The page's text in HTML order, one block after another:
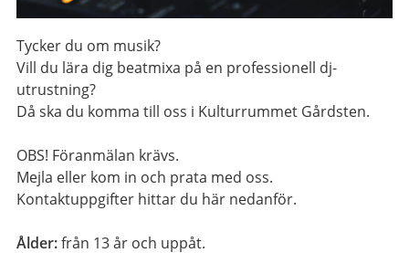
Tycker du om musik?
Vill du lära dig beatmixa på en professionell dj-
utrustning?
Då ska du komma till oss i Kulturrummet Gårdsten.
OBS! Föranmälan krävs.
Mejla eller kom in och prata med oss.
Kontaktuppgifter hittar du här nedanför.
Ålder:från 13 år och uppåt.